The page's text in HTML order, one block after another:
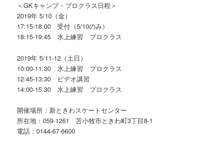
＜GKキャンプ・プロクラス日程＞
2019年 5/10（金）
17:15-18:00 受付（5/10のみ）
18:15-19:45 氷上練習 プロクラス
2019年 5/11-12（土日）
10:00-11:30 氷上練習 プロクラス
12:45-13:30 ビデオ講習
14:00-15:30 氷上練習 プロクラス
開催場所：新ときわスケートセンター
所在地：059-1261 苫小牧市ときわ町3丁目8-1
電話：0144-67-6600